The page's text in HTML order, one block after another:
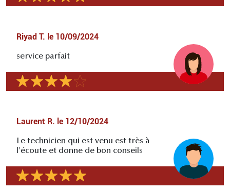
Riyad T. le 10/09/2024
service parfait
Laurent R. le 12/10/2024
Le technicien qui est venu est très à
l'écoute et donne de bon conseils